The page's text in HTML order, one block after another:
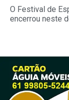
O Festival de
encerrou neste